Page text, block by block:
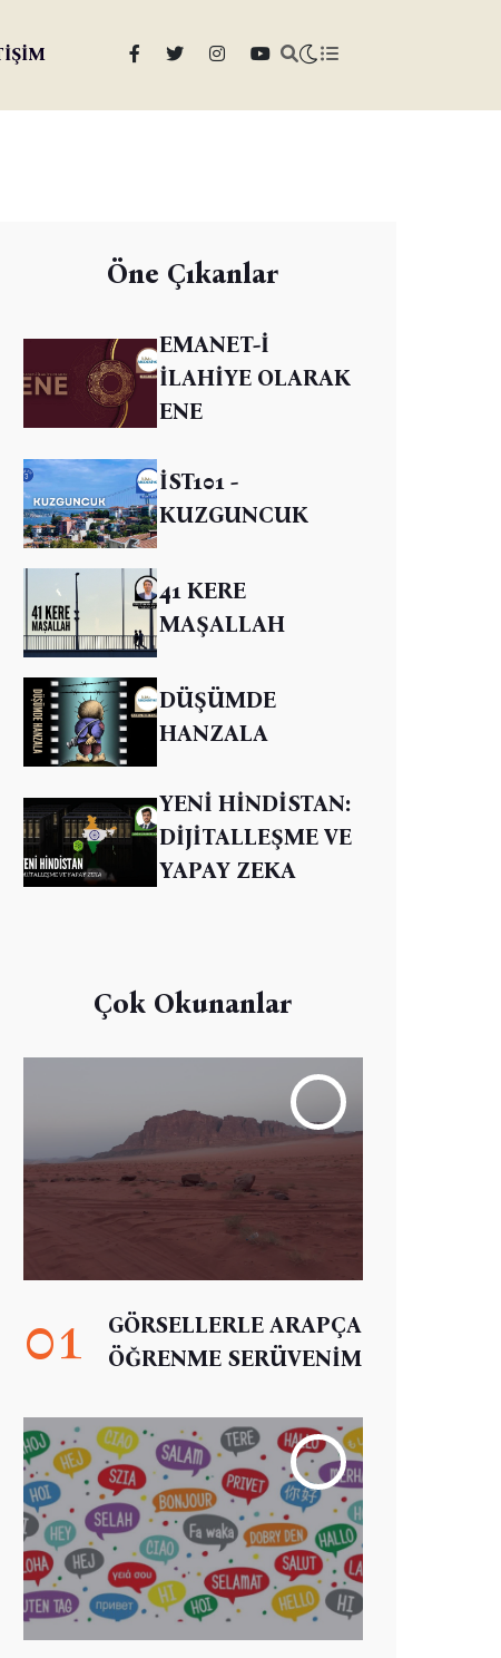
Öne Çıkanlar
EMANET-İ
İLAHİYE OLARAK
ENE
İST101 -
KUZGUNCUK
41 KERE
MAŞALLAH
DÜŞÜMDE
HANZALA
YENİ HİNDİSTAN:
DİJİTALLEŞME VE
YAPAY ZEKA
Çok Okunanlar
01
GÖRSELLERLE ARAPÇA
ÖĞRENME SERÜVENİM